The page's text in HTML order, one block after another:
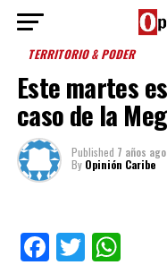
TERRITORIO & PODER
Este martes
caso de la
Published 7 años ago
By Opinión Caribe
Facebook
Twitter